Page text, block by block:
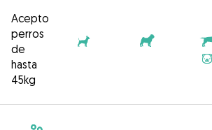
Acepto
perros
de
hasta
45kg